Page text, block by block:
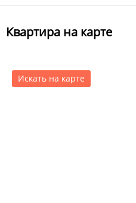
Квартира на карте
Искать на карте